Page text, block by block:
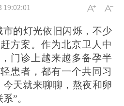
19:02:01
市的灯光依旧闪烁，不少
方案。作为北京卫人中
门诊上越来越多备孕半
患者，都有一个共同习
天就来聊聊，熬夜和卵
”。